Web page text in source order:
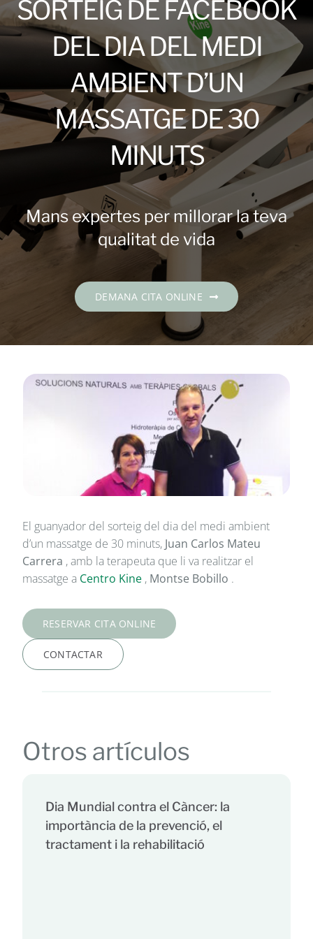
Contacte
DEMANA CITA
Català
SORTEIG DE FACEBOOK
DEL DIA DEL MEDI
AMBIENT D’UN
MASSATGE DE 30
MINUTS
Mans expertes per millorar la teva
qualitat de vida
DEMANA CITA ONLINE
El guanyador del sorteig del dia del medi ambient
d’un massatge de 30 minuts, Juan Carlos Mateu
Carrera , amb la terapeuta que li va realitzar el
massatge a Centro Kine, Montse Bobillo .
RESERVAR CITA ONLINE
CONTACTAR
Otros artículos
Dia Mundial contra el Càncer: la
importància de la prevenció, el
tractament i la rehabilitació